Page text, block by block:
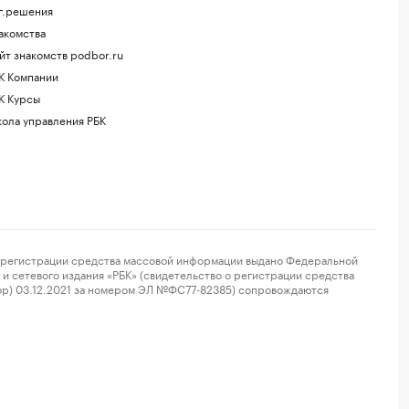
знакомств podbor.ru
Компании
Курсы
управления РБК
средства массовой информации выдано Федеральной
издания «РБК» (свидетельство о регистрации средства
03.12.2021 за номером ЭЛ №ФС77-82385) сопровождаются